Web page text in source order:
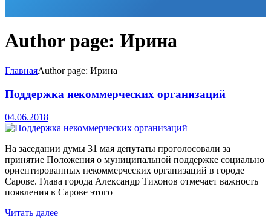
Author page: Ирина
ГлавнаяAuthor page: Ирина
Поддержка некоммерческих организаций
04.06.2018
На заседании думы 31 мая депутаты проголосовали за
принятие Положения о муниципальной поддержке социально
ориентированных некоммерческих организаций в городе
Сарове. Глава города Александр Тихонов отмечает важность
появления в Сарове этого
Читать далее